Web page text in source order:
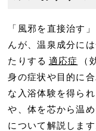
「風邪を直接治す
んが、温泉成分に
たりする 適応症
（
身の症状や目的に
な入浴体験を得ら
や、体を芯から温
について解説します